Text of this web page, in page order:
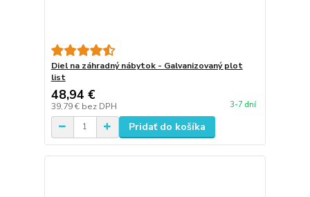
Diel na záhradný nábytok - Galvanizovaný plot
list
48,94 €
39,79 € bez DPH 3-7 dní
Pridať do košíka